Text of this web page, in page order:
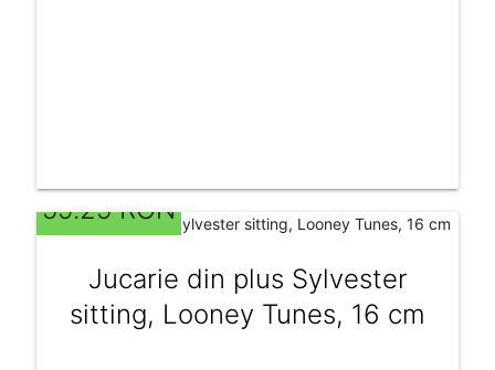
59.25 RON
Jucarie din plus Sylvester
sitting, Looney Tunes, 16 cm